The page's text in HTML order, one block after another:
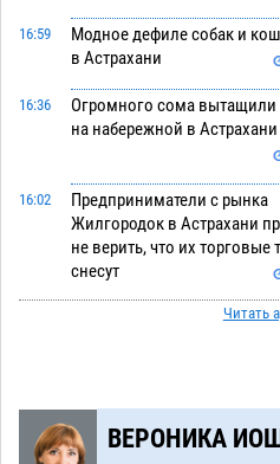
16:59
Модное дефиле собак и
в Астрахани
16:36
Огромного сома вытащили
на набережной в Астрахани
16:02
Предприниматели с рынка
Жилгородок в Астрахани
не верить, что их торговые
снесут
Ящерицу из астраханской
14:35
Буддийские святыни из
выставили в музее
Читать
ВЕРОНИКА